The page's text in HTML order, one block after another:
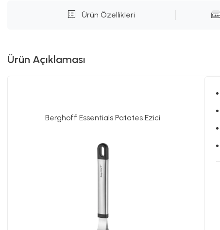
Ürün Özellikleri
Ürün Açıklaması
Berghoff Essentials Patates Ezici